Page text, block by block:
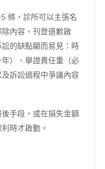
條，診所可以主張名
內容、刊登道歉啟
的缺點顯而易見：時
）、舉證責任重（必
訴訟過程中爭議內容
手段，或在損失金額
時才啟動。